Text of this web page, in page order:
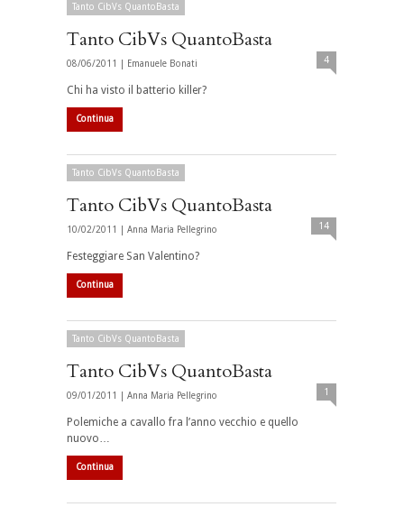
Tanto CibVs QuantoBasta
Tanto CibVs QuantoBasta
08/06/2011 | Emanuele Bonati 4
Chi ha visto il batterio killer?
Continua
Tanto CibVs QuantoBasta
Tanto CibVs QuantoBasta
10/02/2011 | Anna Maria Pellegrino 14
Festeggiare San Valentino?
Continua
Tanto CibVs QuantoBasta
Tanto CibVs QuantoBasta
09/01/2011 | Anna Maria Pellegrino 1
Polemiche a cavallo fra l’anno vecchio e quello
nuovo…
Continua